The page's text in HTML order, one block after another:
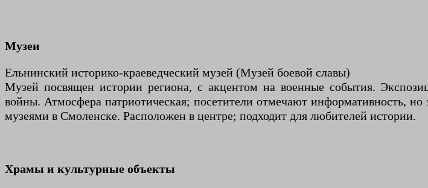
Музеи
Ельнинский историко-краеведческий музей (Музей боевой славы)
Музей посвящен истории региона, с акцентом на военные события.
войны. Атмосфера патриотическая; посетители отмечают информативность,
музеями в Смоленске. Расположен в центре; подходит для любителей истории.
Храмы и культурные объекты